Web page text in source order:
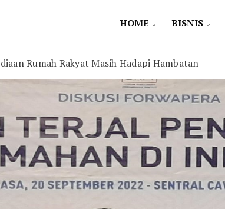
HOME BISNIS
Rumah Rakyat Masih Hadapi Hambatan